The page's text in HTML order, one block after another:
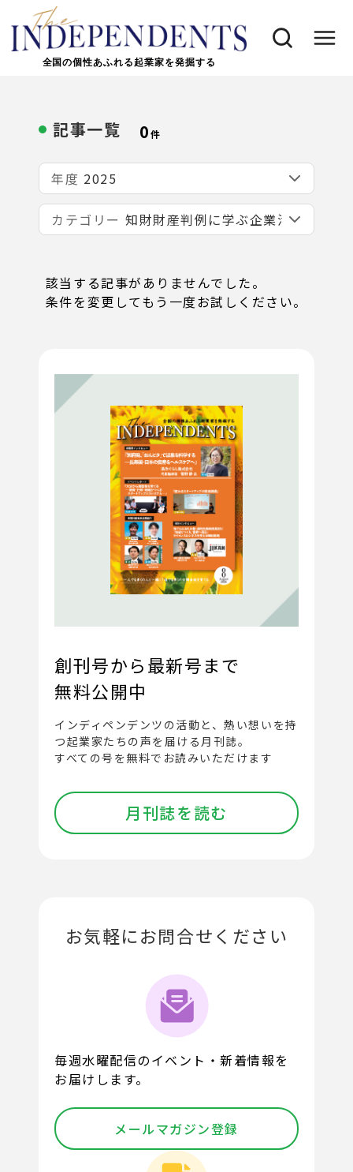
全国の個性あふれる起業家を発掘する
記事一覧 0件
年度
カテゴリー
該当する記事がありませんでした。
条件を変更してもう一度お試しください。
創刊号から最新号まで
無料公開中
インディペンデンツの活動と、熱い想いを持
つ起業家たちの声を届ける月刊誌。
すべての号を無料でお読みいただけます
月刊誌を読む
お気軽にお問合せください
毎週水曜配信のイベント・新着情報を
お届けします。
メールマガジン登録